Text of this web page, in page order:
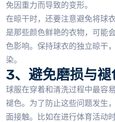
免因重力而导致的变形。
在晾干时，还要注意避免将球
是那些颜色鲜艳的衣物，可能
色影响。保持球衣的独立晾干
染。
3、避免磨损与褪
球服在穿着和清洗过程中最容
褪色。为了防止这些问题发生
面接触。比如在进行体育活动